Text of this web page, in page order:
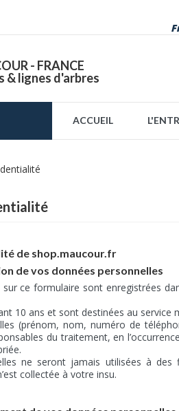
- FRANCE
& lignes d'arbres
ACCUEIL
de shop.maucour.fr
de vos données personnelles
ce formulaire sont enregistrées
10 ans et sont destinées au
(prénom, nom, numéro de
du traitement, en
ne seront jamais utilisées à
collectée à votre insu.